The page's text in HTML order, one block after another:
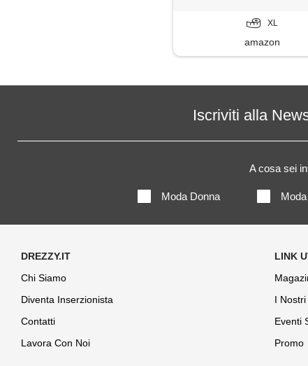
XL
amazon
Iscriviti alla
A cosa sei
Moda Donna
Chi Siamo
Diventa Inserzionista
Contatti
Lavora Con Noi
I
Eventi
Promo